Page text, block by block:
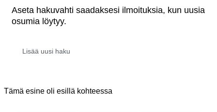
Aseta hakuvahti saadaksesi ilmoituksia, kun uusia
osumia löytyy.
Tämä esine oli esillä kohteessa